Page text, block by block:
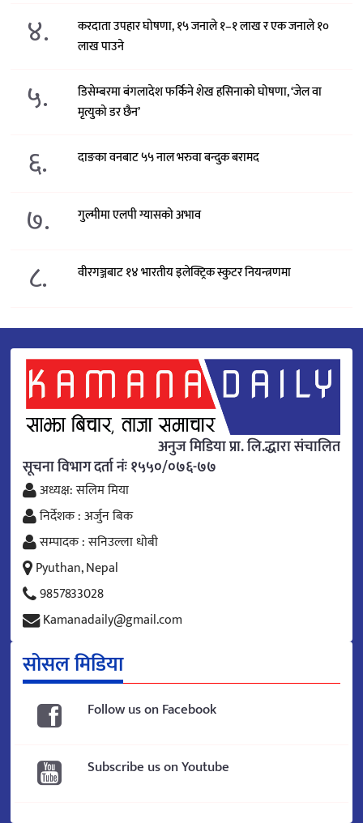
४.
करदाता उपहार घोषणा, १५ जनाले १–१ लाख र एक जनाले १०
लाख पाउने
५.
डिसेम्बरमा बंगलादेश फर्किने शेख हसिनाको घोषणा, ‘जेल वा
मृत्युको डर छैन’
६. दाङका वनबाट ५५ नाल भरुवा बन्दुक बरामद
७. गुल्मीमा एलपी ग्यासको अभाव
८. वीरगञ्जबाट १४ भारतीय इलेक्ट्रिक स्कुटर नियन्त्रणमा
अनुज मिडिया प्रा. लि.द्धारा संचालित
सूचना विभाग दर्ता नंः १५५०/०७६-७७
अध्यक्ष: सलिम मिया
निर्देशक : अर्जुन बिक
सम्पादक : सनिउल्ला धोबी
Pyuthan, Nepal
9857833028
Kamanadaily@gmail.com
सोसल मिडिया
Follow us on Facebook
Subscribe us on Youtube